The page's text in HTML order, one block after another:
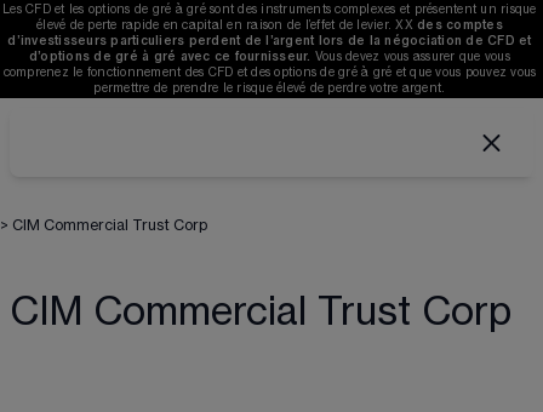
Les CFD et les options de gré à gré sont des instruments complexes et présentent un risque
élevé de perte rapide en capital en raison de l’effet de levier. XX des comptes
d’investisseurs particuliers perdent de l’argent lors de la négociation de CFD et
d’options de gré à gré avec ce fournisseur. Vous devez vous assurer que vous
comprenez le fonctionnement des CFD et des options de gré à gré et que vous pouvez vous
permettre de prendre le risque élevé de perdre votre argent.
> CIM Commercial Trust Corp
CIM Commercial Trust Corp